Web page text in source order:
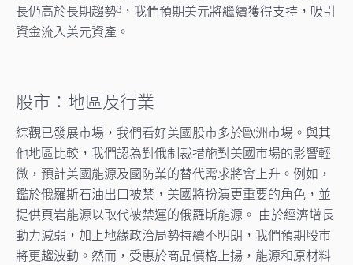
長仍高於長期趨勢3 ，我們預期美元將繼續獲得支持，吸引
資金流入美元資產。
股市：地區及行業
綜觀已發展市場，我們看好美國股市多於歐洲市場。與其
他地區比較，我們認為對俄制裁措施對美國市場的影響輕
微，預計美國能源及國防業的替代需求將會上升。例如，
鑑於俄羅斯石油出口被禁，美國將扮演更重要的角色，並
提供頁岩能源以取代被禁運的俄羅斯能源。 由於經濟增長
動力減弱，加上地緣政治局勢持續不明朗，我們預期股市
將更趨波動。然而，受惠於商品價格上揚，能源和原材料